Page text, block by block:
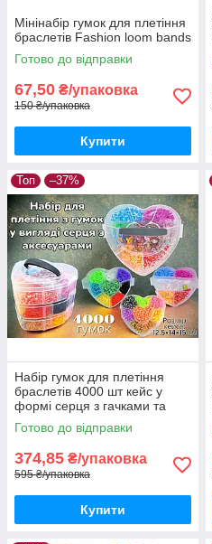
Мінінабір гумок для плетіння
браслетів Fashion loom bands
Готово до відправки
67,50 ₴/упаковка
150 ₴/упаковка
Купити
Топ –37%
Набір гумок для плетіння
браслетів 4000 шт кейс у
формі серця з гачками та
аксесуарами
Готово до відправки
374,85 ₴/упаковка
595 ₴/упаковка
Купити